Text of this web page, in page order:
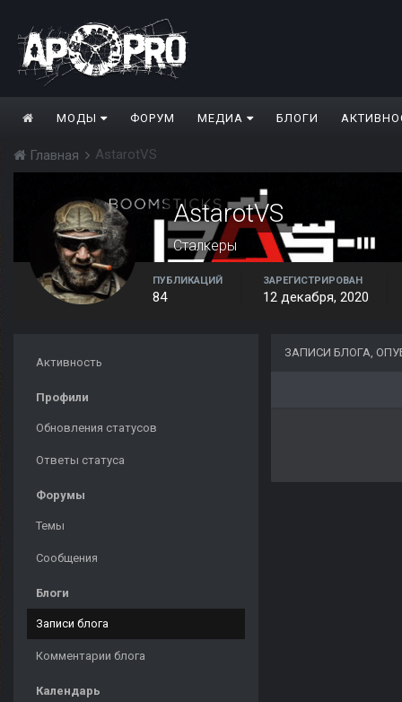
МОДЫ ФОРУМ МЕДИА БЛОГИ
Главная AstarotVS
AstarotVS
Сталкеры
ПУБЛИКАЦИЙ
84
ЗАРЕГИСТРИРОВАН
12 декабря, 2020
Активность
Профили
Обновления статусов
Ответы статуса
Форумы
Темы
Сообщения
Блоги
Записи блога
Комментарии блога
Календарь
ЗАПИСИ БЛОГА,